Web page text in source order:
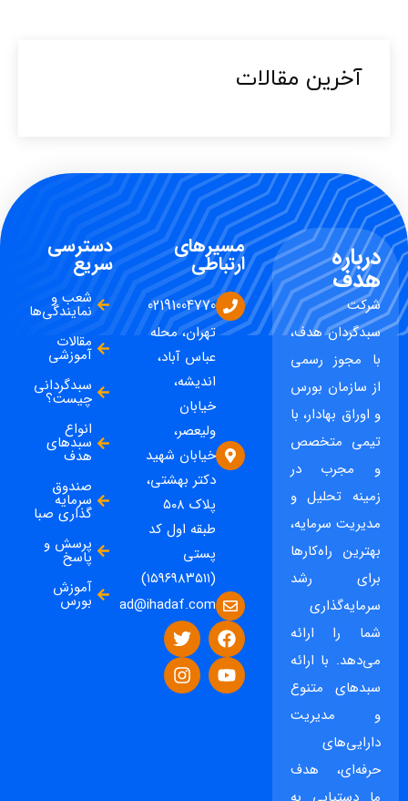
آخرین مقالات​
درباره
هدف
شرکت
سبدگردان هدف،
با مجوز رسمی
از سازمان بورس
و اوراق بهادار، با
تیمی متخصص
و مجرب در
زمینه تحلیل و
مدیریت سرمایه،
بهترین راه‌کارها
برای رشد
سرمایه‌گذاری
شما را ارائه
می‌دهد. با ارائه
سبدهای متنوع
و مدیریت
دارایی‌های
حرفه‌ای، هدف
مسیرهای
ارتباطی
02191004770
تهران، محله
عباس آباد،
اندیشه،
خیابان
ولیعصر،
خیابان شهید
دکتر بهشتی،
پلاک ۵۰۸
طبقه اول کد
پستی
(۱۵۹۶۹۸۳۵۱۱)
ad@ihadaf.com
دسترسی
سریع
شعب و
نمایندگی‌ها
مقالات
آموزشی
سبدگردانی
چیست؟
انواع
سبدهای
هدف
صندوق
سرمایه
گذاری صبا
پرسش و
پاسخ
آموزش
بورس